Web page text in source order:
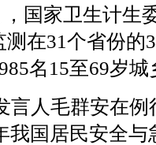
，国家卫生计生
在31个省份的
名15至69岁城
言人毛群安在
我国居民安全